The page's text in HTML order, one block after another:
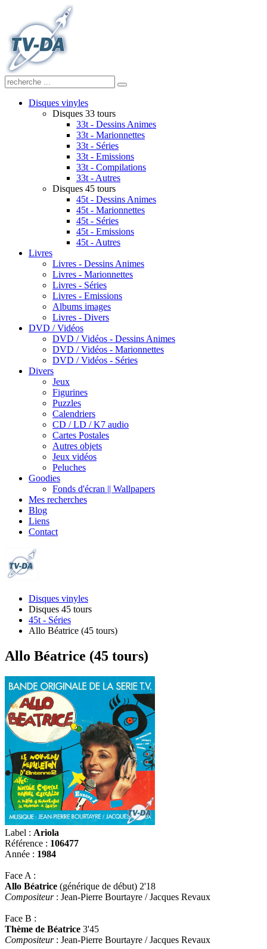
Disques vinyles
Disques 33 tours
33t - Dessins Animes
33t - Marionnettes
33t - Séries
33t - Emissions
33t - Compilations
33t - Autres
Disques 45 tours
45t - Dessins Animes
45t - Marionnettes
45t - Séries
45t - Emissions
45t - Autres
Livres
Livres - Dessins Animes
Livres - Marionnettes
Livres - Séries
Livres - Emissions
Albums images
Livres - Divers
DVD / Vidéos
DVD / Vidéos - Dessins Animes
DVD / Vidéos - Marionnettes
DVD / Vidéos - Séries
Divers
Jeux
Figurines
Puzzles
Calendriers
CD / LD / K7 audio
Cartes Postales
Autres objets
Jeux vidéos
Peluches
Goodies
Fonds d'écran || Wallpapers
Mes recherches
Blog
Liens
Contact
Disques vinyles
Disques 45 tours
45t - Séries
Allo Béatrice (45 tours)
Allo Béatrice (45 tours)
Label : Ariola
Référence : 106477
Année : 1984
Face A :
Allo Béatrice (générique de début) 2'18
Compositeur: Jean-Pierre Bourtayre / Jacques Revaux
Face B :
Thème de Béatrice 3'45
Compositeur: Jean-Pierre Bourtayre / Jacques Revaux